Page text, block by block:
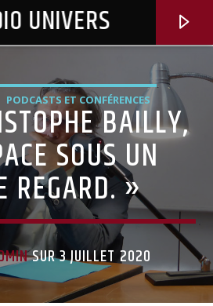
UNIVERS
PODCASTS ET CONFÉRENCES
BAILLY,
SOUS UN
REGARD. »
SUR 3 JUILLET 2020